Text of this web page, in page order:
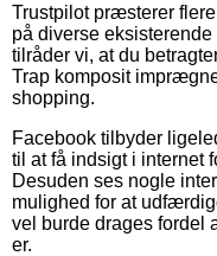
Trustpilot præsterer
på diverse
tilråder vi, at du
Trap komposit
shopping.
Facebook tilbyder
til at få indsigt i internet
Desuden ses nogle
mulighed for at
vel burde drages fordel
er.